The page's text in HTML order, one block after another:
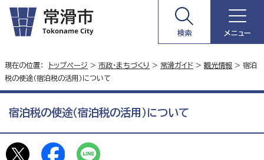
検索 メニュー
現在の位置： トップページ > 市政・まちづくり > 常滑ガイド > 観光情報 > 宿泊
税の使途（宿泊税の活用）について
宿泊税の使途（宿泊税の活用）について